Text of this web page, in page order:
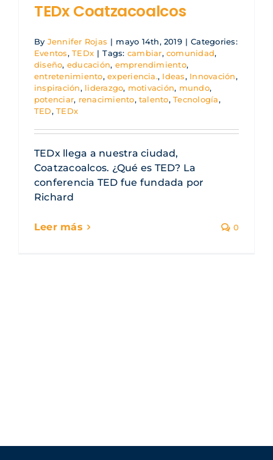
TEDx Coatzacoalcos
By Jennifer Rojas | mayo 14th, 2019 | Categories:
Eventos,TEDx | Tags: cambiar, comunidad,
diseño, educación, emprendimiento,
entretenimiento,experiencia., Ideas, Innovación,
inspiración, liderazgo, motivación, mundo,
potenciar, renacimiento,talento,Tecnología,
TED,TEDx
TEDx llega a nuestra ciudad,
Coatzacoalcos. ¿Qué es TED? La
conferencia TED fue fundada por
Richard
0